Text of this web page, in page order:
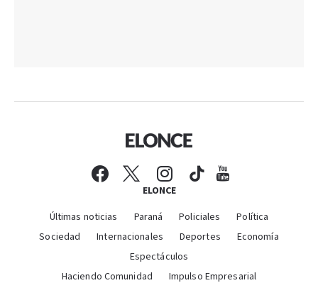
ELONCE
Últimas noticias Paraná Policiales
Política
Sociedad
Internacionales Deportes
Economía
Espectáculos
Haciendo Comunidad
Impulso Empresarial